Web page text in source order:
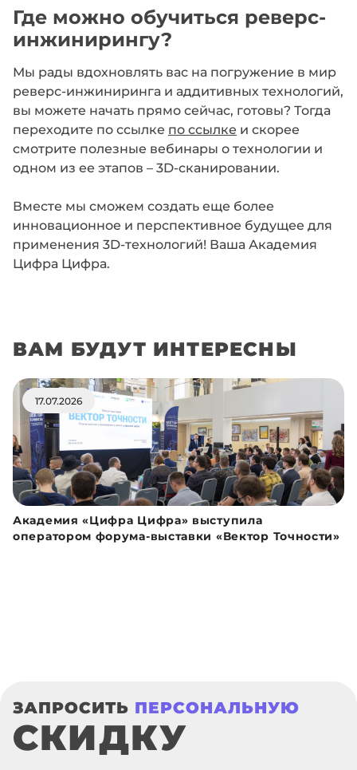
Где можно обучиться реверс-
инжинирингу?
Мы рады вдохновлять вас на погружение в мир
реверс-инжиниринга и аддитивных технологий,
вы можете начать прямо сейчас, готовы? Тогда
переходите по ссылке по ссылке и скорее
смотрите полезные вебинары о технологии и
одном из ее этапов – 3D-сканировании.
Вместе мы сможем создать еще более
инновационное и перспективное будущее для
применения 3D-технологий! Ваша Академия
Цифра Цифра.
ВАМ БУДУТ ИНТЕРЕСНЫ
17.07.2026
Академия «Цифра Цифра» выступила
оператором форума-выставки «Вектор Точности»
ЗАПРОСИТЬ ПЕРСОНАЛЬНУЮ
СКИДКУ